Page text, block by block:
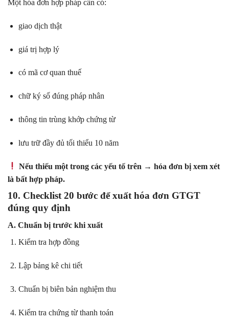
Một hóa đơn hợp pháp cần có:
giao dịch thật
giá trị hợp lý
có mã cơ quan thuế
chữ ký số đúng pháp nhân
thông tin trùng khớp chứng từ
lưu trữ đầy đủ tối thiểu 10 năm
Nếu thiếu một trong các yếu tố trên → hóa đơn bị xem xét
là bất hợp pháp.
10. Checklist 20 bước để xuất hóa đơn GTGT
đúng quy định
A. Chuẩn bị trước khi xuất
Kiểm tra hợp đồng
Lập bảng kê chi tiết
Chuẩn bị biên bản nghiệm thu
Kiểm tra chứng từ thanh toán